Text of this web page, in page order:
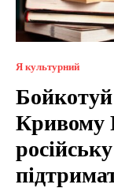
Я культурний
Кривому